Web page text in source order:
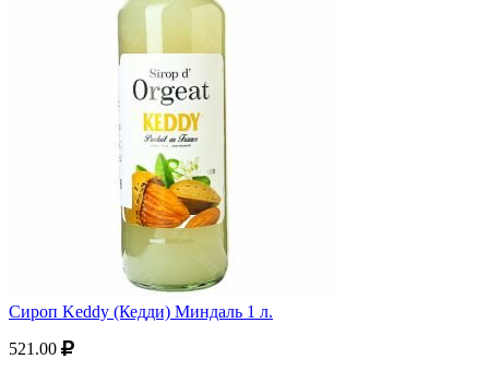
Сироп Keddy (Кедди) Миндаль 1 л.
521.00